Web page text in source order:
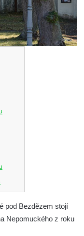
pod Bezdězem stojí
Nepomuckého z roku